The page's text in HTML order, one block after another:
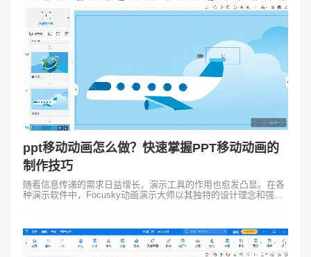
ppt移动动画怎么做？快速掌握PPT移动动画的
制作技巧
随着信息传递的需求日益增长，演示工具的作用也愈发凸显。在各
种演示软件中，Focusky动画演示大师以其独特的设计理念和强大